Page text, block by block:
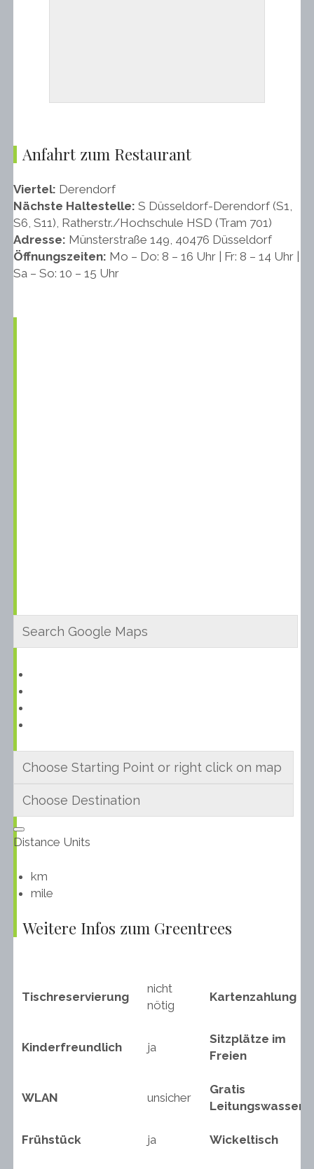
Anfahrt zum Restaurant
Viertel: Derendorf
Nächste Haltestelle: S Düsseldorf-Derendorf (S1,
S6, S11), Ratherstr./Hochschule HSD (Tram 701)
Adresse: Münsterstraße 149, 40476 Düsseldorf
Öffnungszeiten: Mo – Do: 8 – 16 Uhr | Fr: 8 – 14 Uhr |
Sa – So: 10 – 15 Uhr
Distance Units
km
mile
Weitere Infos zum Greentrees
Tischreservierung
nicht
nötig
Kartenzahlung
Kinderfreundlich ja
Sitzplätze im
Freien
WLAN unsicher
Gratis
Leitungswasser
Frühstück ja Wickeltisch